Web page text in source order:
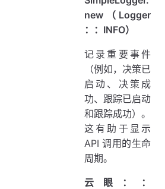
new（Logger
：：INFO）
记录重要事件
（例如，决策已
启动、决策成
功、跟踪已启动
和跟踪成功）。
这有助于显示
API 调用的生命
周期。
云眼：：